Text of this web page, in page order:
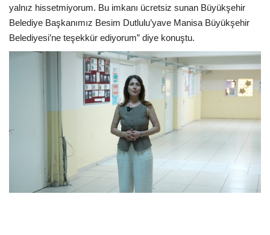
yalnız hissetmiyorum. Bu imkanı ücretsiz sunan Büyükşehir
Belediye Başkanımız Besim Dutlulu’yave Manisa Büyükşehir
Belediyesi’ne teşekkür ediyorum” diye konuştu.